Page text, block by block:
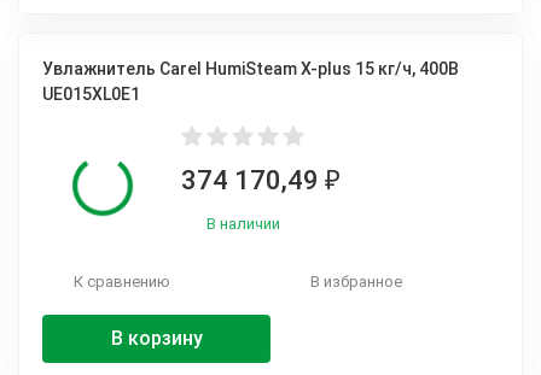
Увлажнитель Carel HumiSteam X-plus 15 кг/ч, 400В
UE015XL0E1
374 170,49 ₽
В наличии
К сравнению В избранное
В корзину